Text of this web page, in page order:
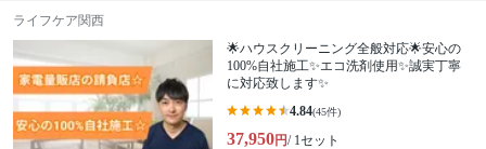
ライフケア関西
🌟ハウスクリーニング全般対応🌟安心の
100%自社施工✨エコ洗剤使用✨誠実丁寧
に対応致します✨
4.84(45件)
37,950円/ 1セット